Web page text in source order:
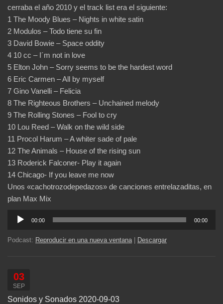
cerraba el año 2010 y el track list era el siguiente:
1 The Moody Blues – Nights in white satin
2 Modulos – Todo tiene su fin
3 David Bowie – Space oddity
4 10 cc – I´m not in love
5 Elton John – Sorry seems to be the hardest word
6 Eric Carmen – All by myself
7 Gino Vanelli – Felicia
8 The Righteous Brothers – Unchained melody
9 The Rolling Stones – Fool to cry
10 Lou Reed – Walk on the wild side
11 Procol Harum – A whiter sade of pale
12 The Animals – House of the rising sun
13 Roderick Falconer- Play it again
14 Chicago- If you leave me now
Unos «cachotrozodepedazos» de canciones entrelazaditas, en
plan Max Mix
Reproductor
audio
00:00 00:00
Podcast: Reproducir en una nueva ventana Descargar
03
SEP
Sonidos y Sonados 2020-09-03